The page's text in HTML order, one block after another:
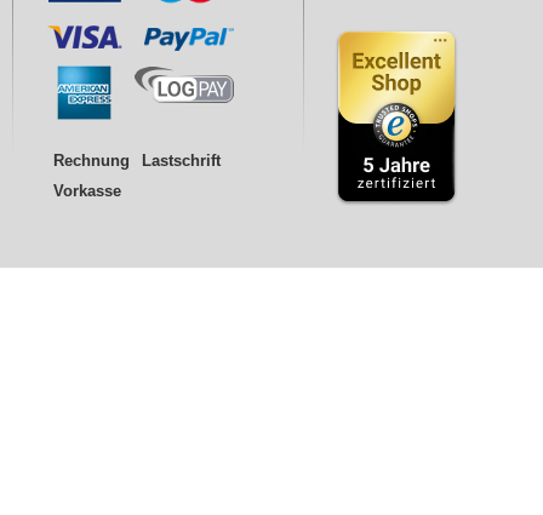
Rechnung
Lastschrift
Vorkasse